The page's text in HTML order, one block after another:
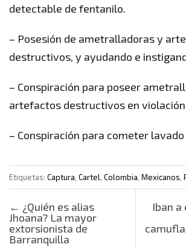
detectable de fentanilo.
– Posesión de ametralladoras y
destructivos, y ayudando e
– Conspiración para poseer
artefactos destructivos en
– Conspiración para cometer
Etiquetas: Captura, Cartel, Colombia, Mexicanos,
Post navigation
← ¿Quién es alias
Jhoana? La mayor
extorsionista de
Barranquilla
Iban